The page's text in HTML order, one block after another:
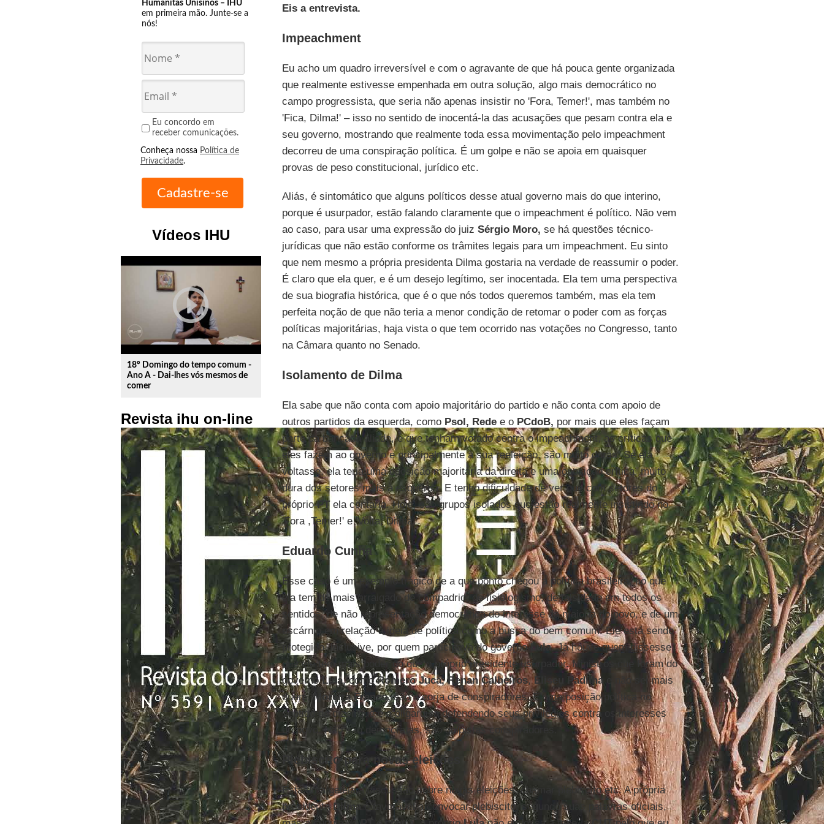
Humanitas Unisinos – IHU
em primeira mão. Junte-se a
nós!
Eu concordo em
receber comunicações.
Conheça nossa Política de
Privacidade.
Vídeos IHU
play_circle_outline
18º Domingo do tempo comum -
Ano A - Dai-lhes vós mesmos de
comer
Revista ihu on-line
Eis a entrevista.
Impeachment
Eu acho um quadro irreversível e com o agravante de que há pouca gente organizada
que realmente estivesse empenhada em outra solução, algo mais democrático no
campo progressista, que seria não apenas insistir no 'Fora, Temer!', mas também no
'Fica, Dilma!' – isso no sentido de inocentá-la das acusações que pesam contra ela e
seu governo, mostrando que realmente toda essa movimentação pelo impeachment
decorreu de uma conspiração política. É um golpe e não se apoia em quaisquer
provas de peso constitucional, jurídico etc.
Aliás, é sintomático que alguns políticos desse atual governo mais do que interino,
porque é usurpador, estão falando claramente que o impeachment é político. Não vem
ao caso, para usar uma expressão do juiz Sérgio Moro, se há questões técnico-
jurídicas que não estão conforme os trâmites legais para um impeachment. Eu sinto
que nem mesmo a própria presidenta Dilma gostaria na verdade de reassumir o poder.
É claro que ela quer, e é um desejo legítimo, ser inocentada. Ela tem uma perspectiva
de sua biografia histórica, que é o que nós todos queremos também, mas ela tem
perfeita noção de que não teria a menor condição de retomar o poder com as forças
políticas majoritárias, haja vista o que tem ocorrido nas votações no Congresso, tanto
na Câmara quanto no Senado.
Isolamento de Dilma
Ela sabe que não conta com apoio majoritário do partido e não conta com apoio de
outros partidos da esquerda, como Psol, Redee o PCdoB, por mais que eles façam
parte da bancada aliada, e que tenham votado contra o impeachment, as críticas que
eles fazem ao governo e principalmente à sua reeleição, são muito duras. Se ela
voltasse, ela teria uma oposição majoritária da direita e uma oposição crítica, muito
dura dos setores mais à esquerda. E tenho dificuldade de ver que com setores do
próprioPTela contaria. Hoje, são grupos isolados que estão realmente insistindo no
'Fora ,Temer!' e 'Volta, Dilma!'.
Eduardo Cunha
Esse caso é um exemplo trágico de a que ponto chegou a política brasileira, no que
ela tem de mais arraigado de compadrio, de fisiologismo, de falsidade em todos os
sentidos, de não representação democrática do interesse da maioria do povo, e de um
escárnio em relação à ideia de política como a busca do bem comum. Ele está sendo
protegido, inclusive, por quem participava do governoLula.Já houve quem dissesse
que ele tem mais poder do que o próprio presidente usurpador. Ministros que foram do
governoLula,comoRomero Jucá, RenanCalheiros,Eliseu Padilha
e não sei mais
quem,Moreira Franco,são a corja de conspiradores. É uma posição política no
sentido de dizer que é a oligarquia defendendo seus privilégios contra os interesses
do povo. Não são democratas, são golpistas conspiradores.
Plebiscito para novas eleições
Está uma geleia a discussão sobre novas eleições, chamar plebiscito etc. A própria
presidentaDilmaé favorável a convocar plebiscito, segundo suas palavras oficiais,